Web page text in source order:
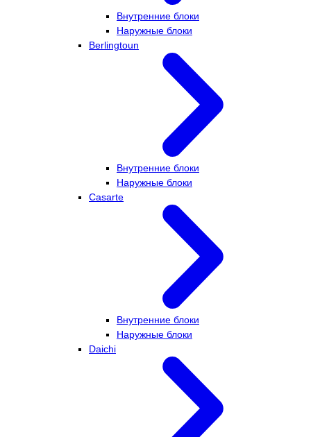
Внутренние блоки
Наружные блоки
Berlingtoun
Внутренние блоки
Наружные блоки
Casarte
Внутренние блоки
Наружные блоки
Daichi